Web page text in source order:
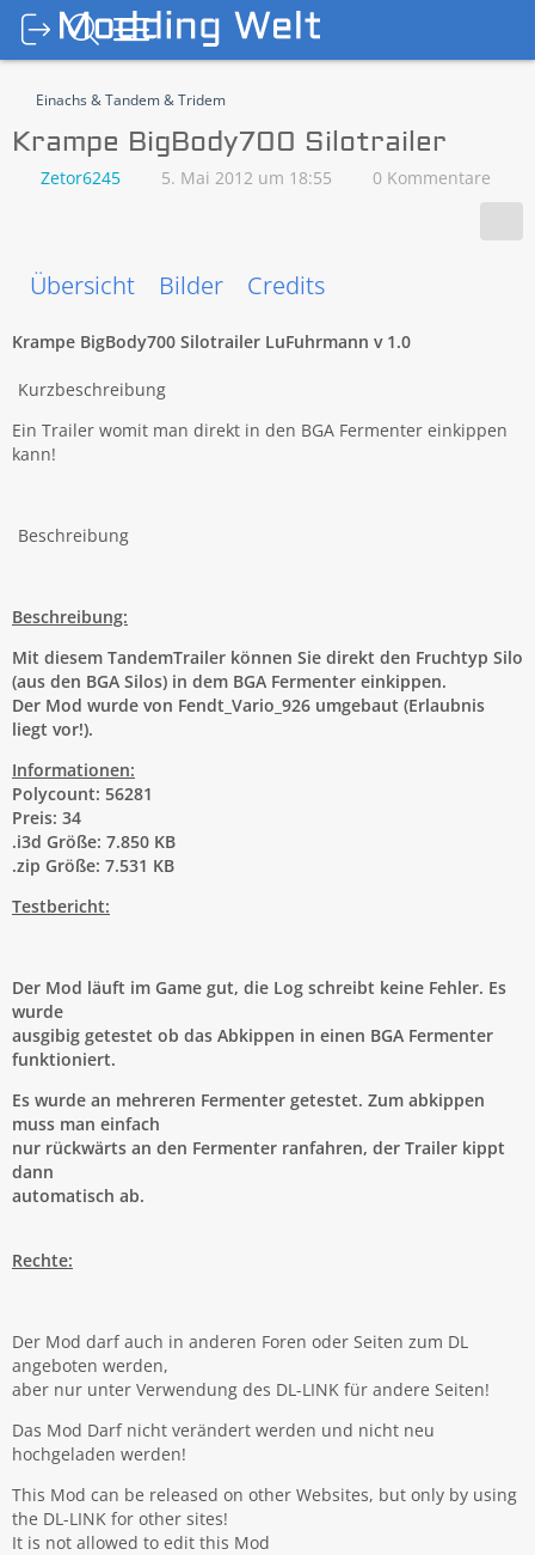
Einachs & Tandem & Tridem
Krampe BigBody700 Silotrailer
Zetor6245 5. Mai 2012 um 18:55 0 Kommentare
Übersicht Bilder Credits
Krampe BigBody700 Silotrailer LuFuhrmann v 1.0
Kurzbeschreibung
Ein Trailer womit man direkt in den BGA Fermenter einkippen
kann!
Beschreibung
Beschreibung:
Mit diesem TandemTrailer können Sie direkt den Fruchtyp Silo
(aus den BGA Silos) in dem BGA Fermenter einkippen.
Der Mod wurde von Fendt_Vario_926 umgebaut (Erlaubnis
liegt vor!).
Informationen:
Polycount: 56281
Preis: 34
.i3d Größe: 7.850 KB
.zip Größe: 7.531 KB
Testbericht:
Der Mod läuft im Game gut, die Log schreibt keine Fehler. Es
wurde
ausgibig getestet ob das Abkippen in einen BGA Fermenter
funktioniert.
Es wurde an mehreren Fermenter getestet. Zum abkippen
muss man einfach
nur rückwärts an den Fermenter ranfahren, der Trailer kippt
dann
automatisch ab.
Rechte:
Der Mod darf auch in anderen Foren oder Seiten zum DL
angeboten werden,
aber nur unter Verwendung des DL-LINK für andere Seiten!
Das Mod Darf nicht verändert werden und nicht neu
hochgeladen werden!
This Mod can be released on other Websites, but only by using
the DL-LINK for other sites!
It is not allowed to edit this Mod